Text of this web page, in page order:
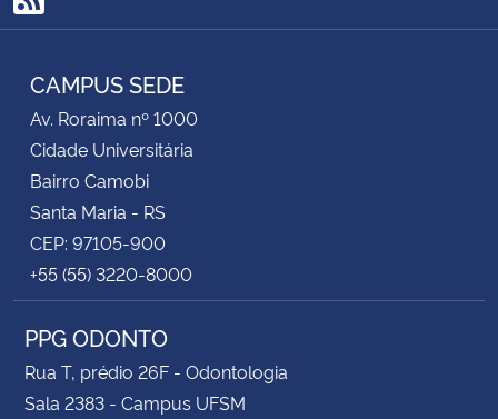
RSS
CAMPUS SEDE
Av. Roraima nº 1000
Cidade Universitária
Bairro Camobi
Santa Maria - RS
CEP: 97105-900
+55 (55) 3220-8000
PPG ODONTO
Rua T, prédio 26F - Odontologia
Sala 2383 - Campus UFSM